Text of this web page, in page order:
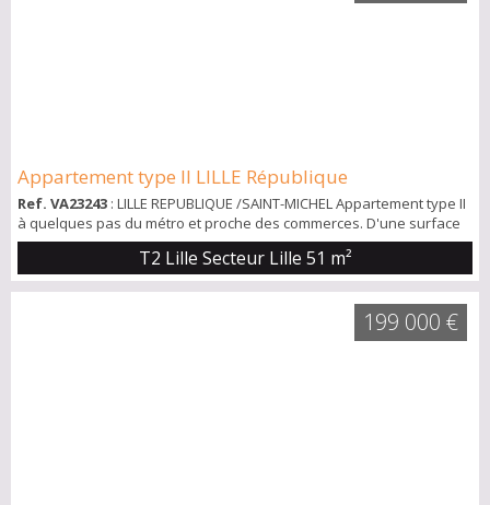
Appartement type II LILLE République
Ref. VA23243 : LILLE REPUBLIQUE /SAINT-MICHEL Appartement type II
à quelques pas du métro et proche des commerces. D'une surface
de 51 m², il est situé au calme à l'arrière d'un bâtiment des années
1950. L'appartement dispose d'une entrée, agréable séjour avec
cuisine ouverte équipée, placard de rangement, chambre
spacieuse de 21 m2, salle de bains avec baignoire et wc. Le bien
T2 Lille Secteur Lille 51 m²
199 000 €